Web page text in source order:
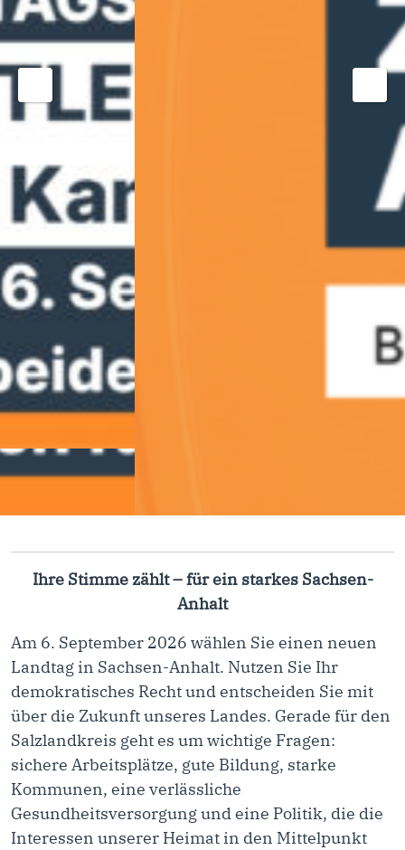
Ihre Stimme zählt – für ein starkes Sachsen-
Anhalt
Am 6. September 2026 wählen Sie einen neuen
Landtag in Sachsen-Anhalt. Nutzen Sie Ihr
demokratisches Recht und entscheiden Sie mit
über die Zukunft unseres Landes. Gerade für den
Salzlandkreis geht es um wichtige Fragen:
sichere Arbeitsplätze, gute Bildung, starke
Kommunen, eine verlässliche
Gesundheitsversorgung und eine Politik, die die
Interessen unserer Heimat in den Mittelpunkt